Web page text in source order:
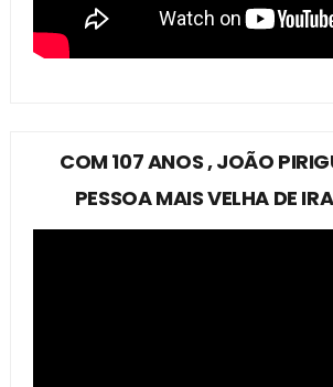
COM 107 ANOS , JOÃO
PESSOA MAIS VELHA DE